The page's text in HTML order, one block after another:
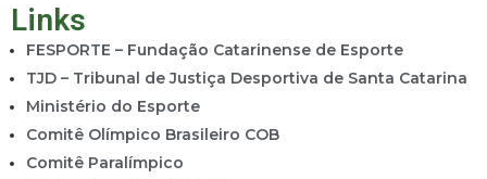
Links
FESPORTE – Fundação Catarinense de Esporte
TJD – Tribunal de Justiça Desportiva de Santa Catarina
Ministério do Esporte
Comitê Olímpico Brasileiro COB
Comitê Paralímpico